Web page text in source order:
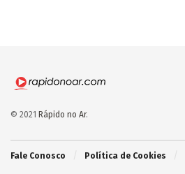
© 2021 Rápido no Ar.
Fale Conosco Política de Cookies